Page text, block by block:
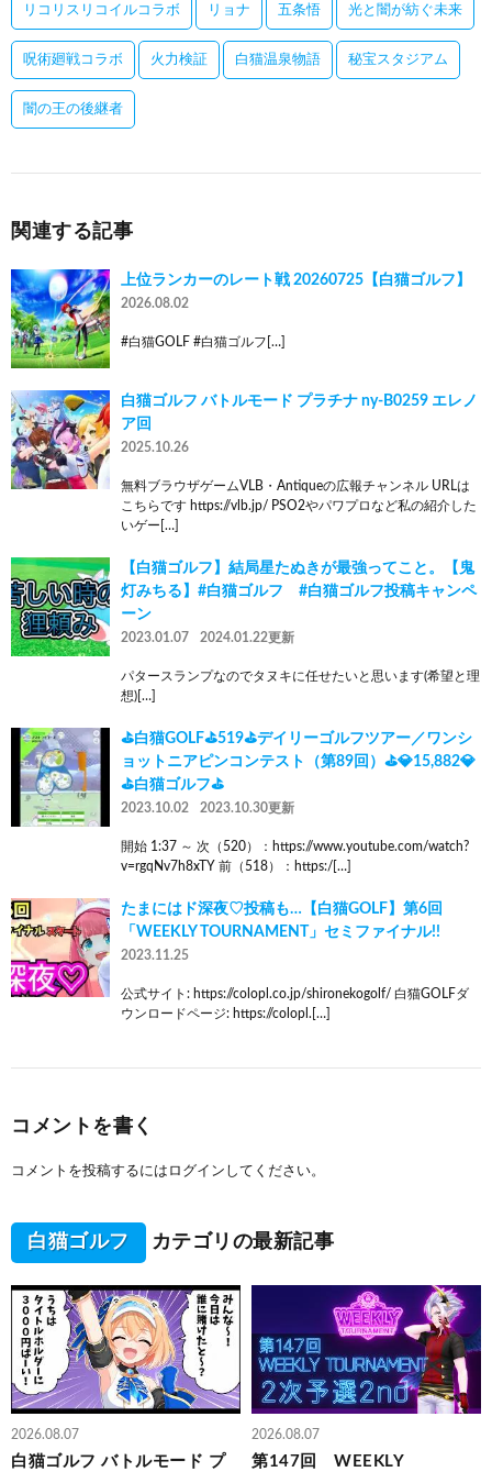
リコリスリコイルコラボ リョナ 五条悟 光と闇が紡ぐ未来
呪術廻戦コラボ 火力検証 白猫温泉物語 秘宝スタジアム
闇の王の後継者
関連する記事
上位ランカーのレート戦 20260725【白猫ゴルフ】
2026.08.02
#白猫GOLF #白猫ゴルフ[…]
白猫ゴルフ バトルモード プラチナ ny-B0259 エレノ
ア回
2025.10.26
無料ブラウザゲームVLB・Antiqueの広報チャンネル URLは
こちらです https://vlb.jp/ PSO2やパワプロなど私の紹介した
いゲー[…]
【白猫ゴルフ】結局星たぬきが最強ってこと。【鬼
灯みちる】#白猫ゴルフ #白猫ゴルフ投稿キャンペ
ーン
2023.01.07 2024.01.22更新
パタースランプなのでタヌキに任せたいと思います(希望と理
想)[…]
⛳白猫GOLF⛳519⛳デイリーゴルフツアー／ワンシ
ョットニアピンコンテスト（第89回）⛳💎15,882💎
⛳白猫ゴルフ⛳
2023.10.02 2023.10.30更新
開始 1:37 ～ 次（520）：https://www.youtube.com/watch?
v=rgqNv7h8xTY 前（518）：https:/[…]
たまにはド深夜♡投稿も…【白猫GOLF】第6回
「WEEKLY TOURNAMENT」セミファイナル!!
2023.11.25
公式サイト: https://colopl.co.jp/shironekogolf/ 白猫GOLFダ
ウンロードページ: https://colopl.[…]
コメントを書く
コメントを投稿するには ログイン してください。
白猫ゴルフ カテゴリの最新記事
2026.08.07
白猫ゴルフ バトルモード プ
2026.08.07
第147回 WEEKLY